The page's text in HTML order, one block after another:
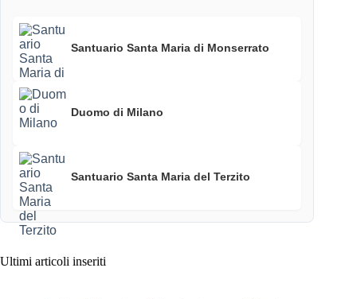
Santuario Santa Maria di Monserrato
Duomo di Milano
Santuario Santa Maria del Terzito
Ultimi articoli inseriti